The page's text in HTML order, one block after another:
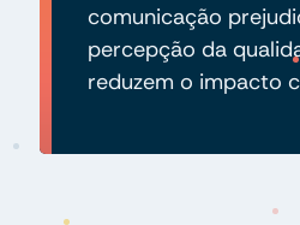
comunicação
percepção da
reduzem o impacto